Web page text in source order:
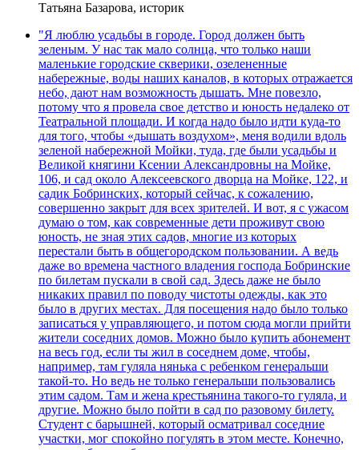
Татьяна Базарова, историк
"Я люблю усадьбы в городе. Город должен быть
зеленым. У нас так мало солнца, что только наши
маленькие городские скверики, озелененные
набережные, воды наших каналов, в которых отражается
небо, дают нам возможность дышать. Мне повезло,
потому что я провела свое детство и юность недалеко от
Театральной площади. И когда надо было идти куда-то
для того, чтобы «дышать воздухом», меня водили вдоль
зеленой набережной Мойки, туда, где были усадьбы и
Великой княгини Ксении Александровны на Мойке,
106, и сад около Алексеевского дворца на Мойке, 122, и
садик Бобринских, который сейчас, к сожалению,
совершенно закрыт для всех зрителей. И вот, я с ужасом
думаю о том, как современные дети проживут свою
юность, не зная этих садов, многие из которых
перестали быть в общегородском пользовании. А ведь
даже во времена частного владения господа Бобринские
по билетам пускали в свой сад. Здесь даже не было
никаких правил по поводу чистоты одежды, как это
было в других местах. Для посещения надо было только
записаться у управляющего, и потом сюда могли прийти
жители соседних домов. Можно было купить абонемент
на весь год, если ты жил в соседнем доме, чтобы,
например, там гуляла нянька с ребенком генеральши
такой-то. Но ведь не только генеральши пользовались
этим садом. Там и жена крестьянина такого-то гуляла, и
другие. Можно было пойти в сад по разовому билету.
Студент с барышней, который осматривал соседние
участки, мог спокойно погулять в этом месте. Конечно,